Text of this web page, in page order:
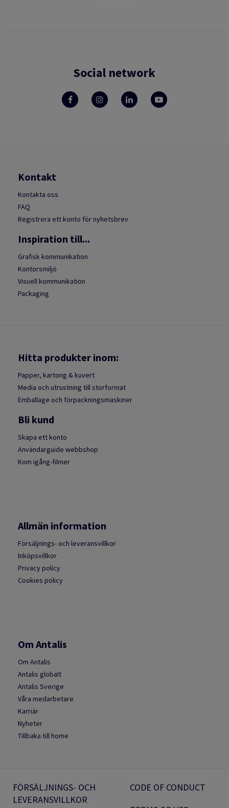
Social network
Kontakt
Kontakta oss
FAQ
Registrera ett konto för nyhetsbrev
Inspiration till...
Grafisk kommunikation
Kontorsmiljö
Visuell kommunikation
Packaging
Hitta produkter inom:
Papper, kartong & kuvert
Media och utrustning till storformat
Emballage och förpackningsmaskiner
Bli kund
Skapa ett konto
Användarguide webbshop
Kom igång-filmer
Allmän information
Försäljnings- och leveransvillkor
Inköpsvillkor
Privacy policy
Cookies policy
Om Antalis
Om Antalis
Antalis globalt
Antalis Sverige
Våra medarbetare
Karriär
Nyheter
Tillbaka till home
FÖRSÄLJNINGS- OCH
LEVERANSVILLKOR
CODE OF CONDUCT